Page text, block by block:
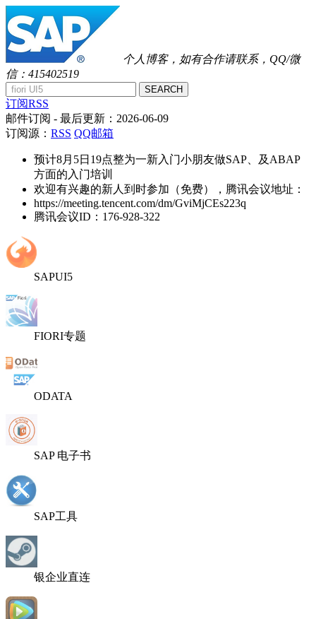
个人博客，如有合作请联系，QQ/微
信：415402519
SEARCH
订阅RSS
邮件订阅 - 最后更新： 2026-06-09
订阅源： RSS QQ邮箱
预计8月5日19点整为一新入门小朋友做SAP、及ABAP
方面的入门培训
欢迎有兴趣的新人到时参加（免费），腾讯会议地址：
https://meeting.tencent.com/dm/GviMjCEs223q
腾讯会议ID：176-928-322
SAPUI5
FIORI专题
ODATA
SAP 电子书
SAP工具
银企业直连